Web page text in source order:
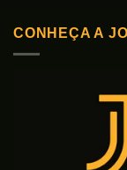
variantes.
CONHEÇA A